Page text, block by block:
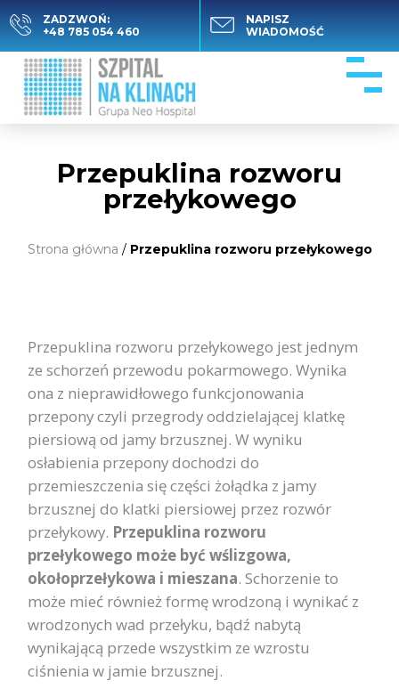
ZADZWOŃ:
+48 785 054 460
NAPISZ
WIADOMOŚĆ
Przepuklina rozworu
przełykowego
Strona główna / Przepuklina rozworu przełykowego
Przepuklina rozworu przełykowego jest jednym
ze schorzeń przewodu pokarmowego. Wynika
ona z nieprawidłowego funkcjonowania
przepony czyli przegrody oddzielającej klatkę
piersiową od jamy brzusznej. W wyniku
osłabienia przepony dochodzi do
przemieszczenia się części żołądka z jamy
brzusznej do klatki piersiowej przez rozwór
przełykowy. Przepuklina rozworu
przełykowego może być wślizgowa,
okołoprzełykowa i mieszana. Schorzenie to
może mieć również formę wrodzoną i wynikać z
wrodzonych wad przełyku, bądź nabytą
wynikającą przede wszystkim ze wzrostu
ciśnienia w jamie brzusznej.